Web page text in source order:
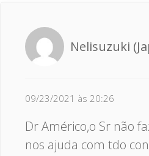
Nelisuzuki
09/23/2021 às 20:26
Dr Américo,o Sr não
nos ajuda com tdo